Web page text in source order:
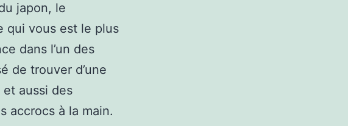
japon, le
qui vous est le plus
dans l’un des
de trouver d’une
aussi des
accrocs à la main.